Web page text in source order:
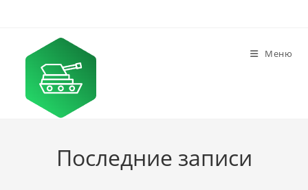
содержимому
Меню
Последние записи